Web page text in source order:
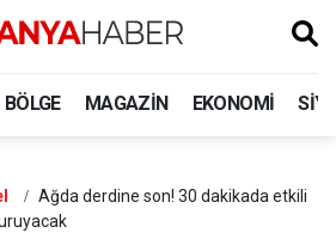
BÖLGE MAGAZIN EKONOMI
Ağda derdine son! 30 dakikada etkili